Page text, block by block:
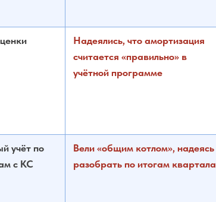
Надеялись, что амортизация
считается «правильно» в
учётной программе
учёт по
с КС
Вели «общим котлом», надеясь
разобрать по итогам квартала